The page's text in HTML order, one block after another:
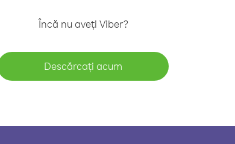
Încă nu aveți Viber?
Descărcați acum